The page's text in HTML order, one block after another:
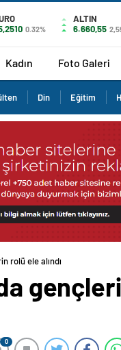
0.32%
ALTIN
6.660,55
Kadın Foto Galeri
Din Eğitim
rolü ele alındı
0